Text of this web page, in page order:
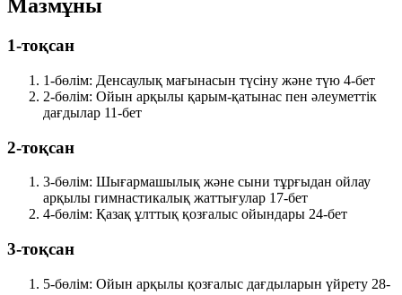
Мазмұны
1-тоқсан
1-бөлім: Денсаулық мағынасын түсіну және түю 4-бет
2-бөлім: Ойын арқылы қарым-қатынас пен әлеуметтік
дағдылар 11-бет
2-тоқсан
3-бөлім: Шығармашылық және сыни тұрғыдан ойлау
арқылы гимнастикалық жаттығулар 17-бет
4-бөлім: Қазақ ұлттық қозғалыс ойындары 24-бет
3-тоқсан
5-бөлім: Ойын арқылы қозғалыс дағдыларын үйрету 28-